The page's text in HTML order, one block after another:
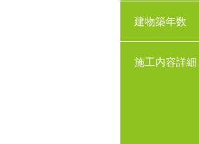
建物築年数
施工内容詳細